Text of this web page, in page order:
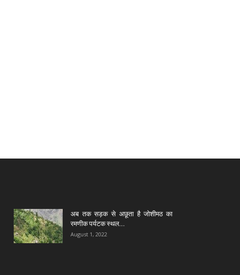
अब तक सड़क से अछूता है जोशीमठ का
रमणीक पर्यटक स्थल...
August 1, 2022